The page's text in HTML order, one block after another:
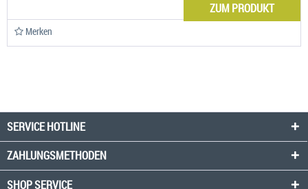
ZUM PRODUKT
Merken
SERVICE HOTLINE
ZAHLUNGSMETHODEN
SHOP SERVICE